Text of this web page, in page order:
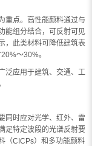
重点。高性能颜料通过与
能组分结合，可反射可见
，此类材料可降低建筑表
～30%。
泛应用于建筑、交通、工
同时应对光学、红外、雷
足特定波段的光谱反射要
（CICPs）和多功能颜料